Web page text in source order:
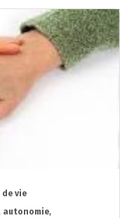
vie
autonomie,